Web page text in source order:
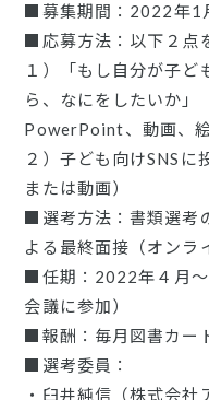
■募集期間：2022年1
■応募方法：以下２点
１）「もし自分が子ど
ら、なにをしたいか」
PowerPoint、動画、絵
２）子ども向けSNSに
または動画）
■選考方法：書類選考
よる最終面接（オンラ
■任期：2022年４月
会議に参加）
■報酬：毎月図書カー
■選考委員：
・臼井純信（株式会